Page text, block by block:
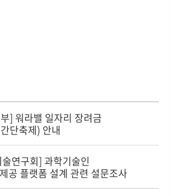
] 워라밸 일자리 장려금
단축제) 안내
연구회] 과학기술인
공 플랫폼 설계 관련 설문조사